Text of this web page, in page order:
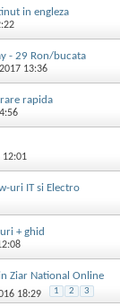
in engleza
- 29 Ron/bucata
13:36
rapida
12:01
uri IT si Electro
+ ghid
Ziar National Online
18:29 1 2 3